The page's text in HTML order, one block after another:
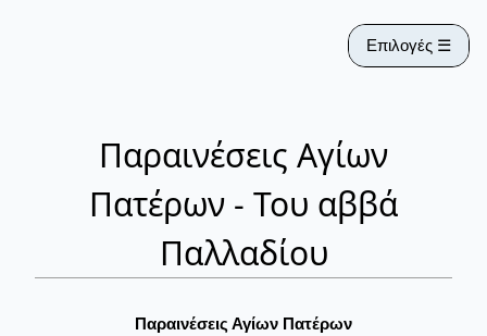
Επιλογές ☰
Παραινέσεις Αγίων
Πατέρων - Του αββά
Παλλαδίου
Παραινέσεις Αγίων Πατέρων